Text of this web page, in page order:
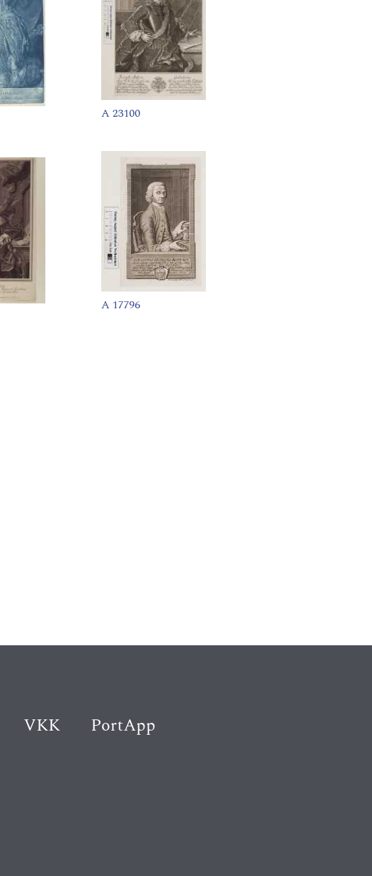
A 23100
A 17796
VKK PortApp